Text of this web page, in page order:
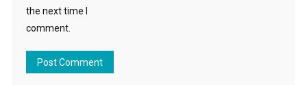
the next time I
comment.